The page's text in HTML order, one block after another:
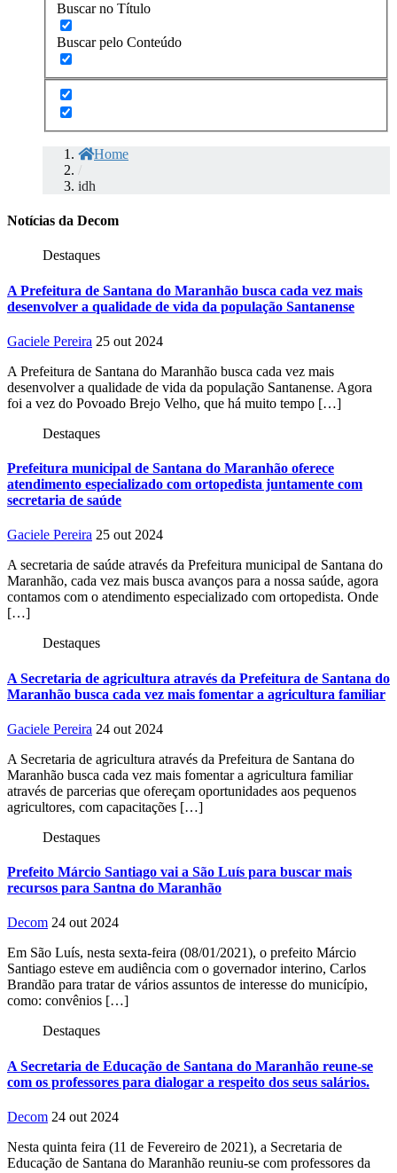
Buscar no Título
Buscar pelo Conteúdo
Home
/
idh
Notícias da Decom
Destaques
A Prefeitura de Santana do Maranhão busca cada vez mais
desenvolver a qualidade de vida da população Santanense
Gaciele Pereira 25 out 2024
A Prefeitura de Santana do Maranhão busca cada vez mais
desenvolver a qualidade de vida da população Santanense. Agora
foi a vez do Povoado Brejo Velho, que há muito tempo […]
Destaques
Prefeitura municipal de Santana do Maranhão oferece
atendimento especializado com ortopedista juntamente com
secretaria de saúde
Gaciele Pereira 25 out 2024
A secretaria de saúde através da Prefeitura municipal de Santana do
Maranhão, cada vez mais busca avanços para a nossa saúde, agora
contamos com o atendimento especializado com ortopedista. Onde
[…]
Destaques
A Secretaria de agricultura através da Prefeitura de Santana do
Maranhão busca cada vez mais fomentar a agricultura familiar
Gaciele Pereira 24 out 2024
A Secretaria de agricultura através da Prefeitura de Santana do
Maranhão busca cada vez mais fomentar a agricultura familiar
através de parcerias que ofereçam oportunidades aos pequenos
agricultores, com capacitações […]
Destaques
Prefeito Márcio Santiago vai a São Luís para buscar mais
recursos para Santna do Maranhão
Decom 24 out 2024
Em São Luís, nesta sexta-feira (08/01/2021), o prefeito Márcio
Santiago esteve em audiência com o governador interino, Carlos
Brandão para tratar de vários assuntos de interesse do município,
como: convênios […]
Destaques
A Secretaria de Educação de Santana do Maranhão reune-se
com os professores para dialogar a respeito dos seus salários.
Decom 24 out 2024
Nesta quinta feira (11 de Fevereiro de 2021), a Secretaria de
Educação de Santana do Maranhão reuniu-se com professores da